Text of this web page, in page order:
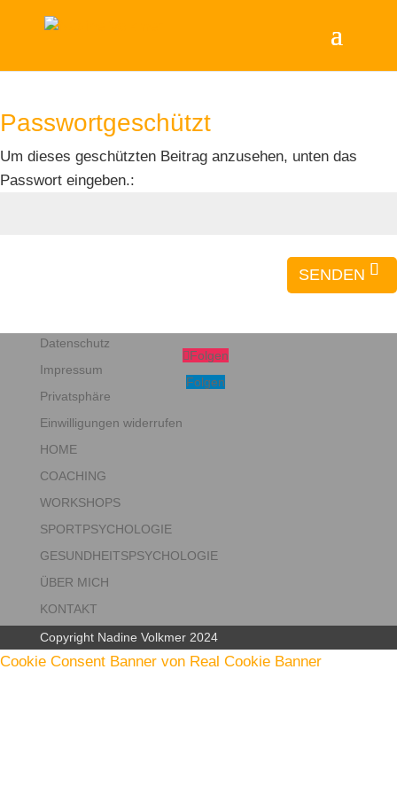
Passwortgeschützt
Um dieses geschützten Beitrag anzusehen, unten das
Passwort eingeben.:
SENDEN
Datenschutz
Impressum
Privatsphäre
Einwilligungen widerrufen
Folgen
Folgen
HOME
COACHING
WORKSHOPS
SPORTPSYCHOLOGIE
GESUNDHEITSPSYCHOLOGIE
ÜBER MICH
KONTAKT
Copyright Nadine Volkmer 2024
Cookie Consent Banner von Real Cookie Banner